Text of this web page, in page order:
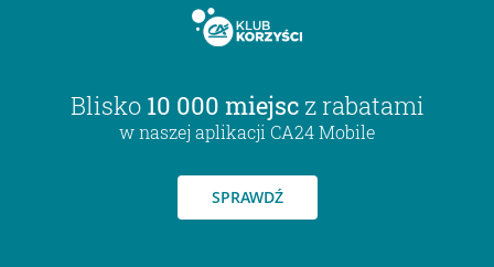
Blisko 10 000 miejsc z rabatami
w naszej aplikacji CA24 Mobile
SPRAWDŹ